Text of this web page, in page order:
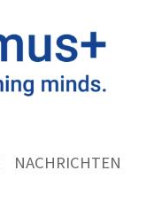
NACHRICHTEN